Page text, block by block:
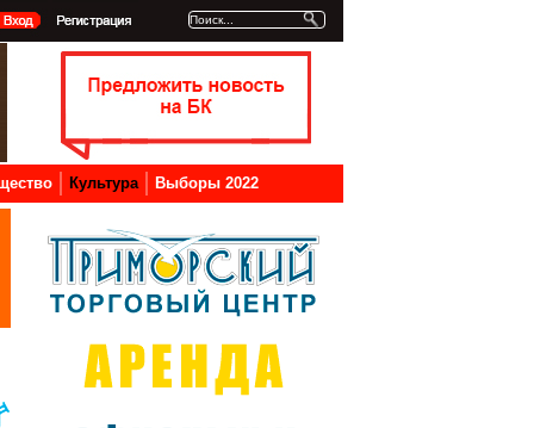
Культура Выборы 2022